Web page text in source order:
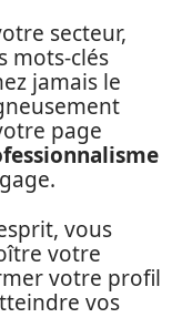
secteur,
mots-clés
jamais le
page
vous
votre
votre profil
vos